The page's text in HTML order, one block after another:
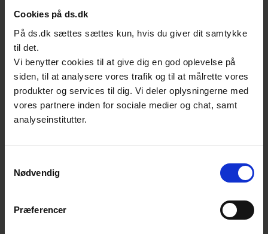
Cookies på ds.dk
På ds.dk sættes sættes kun, hvis du giver dit samtykke
til det.
Vi benytter cookies til at give dig en god oplevelse på
siden, til at analysere vores trafik og til at målrette vores
produkter og services til dig. Vi deler oplysningerne med
vores partnere inden for sociale medier og chat, samt
analyseinstitutter.
Nødvendig
Præferencer
20. marts 2026
S-896: Det digitale produktpas